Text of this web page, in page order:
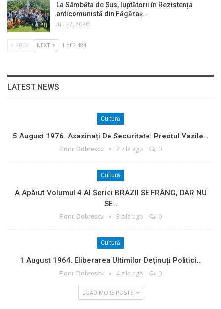
La Sâmbăta de Sus, luptătorii în Rezistența
anticomunistă din Făgăraș…
iul. 27, 2026
PREV NEXT 1 of 2.484
LATEST NEWS
Cultură
5 August 1976. Asasinați De Securitate: Preotul Vasile…
Florin Dobrescu 2 zile ago 0
Cultură
A Apărut Volumul 4 Al Seriei BRAZII SE FRÂNG, DAR NU
SE…
Florin Dobrescu 3 zile ago 0
Cultură
1 August 1964. Eliberarea Ultimilor Deținuți Politici…
Florin Dobrescu 4 zile ago 0
LOAD MORE POSTS